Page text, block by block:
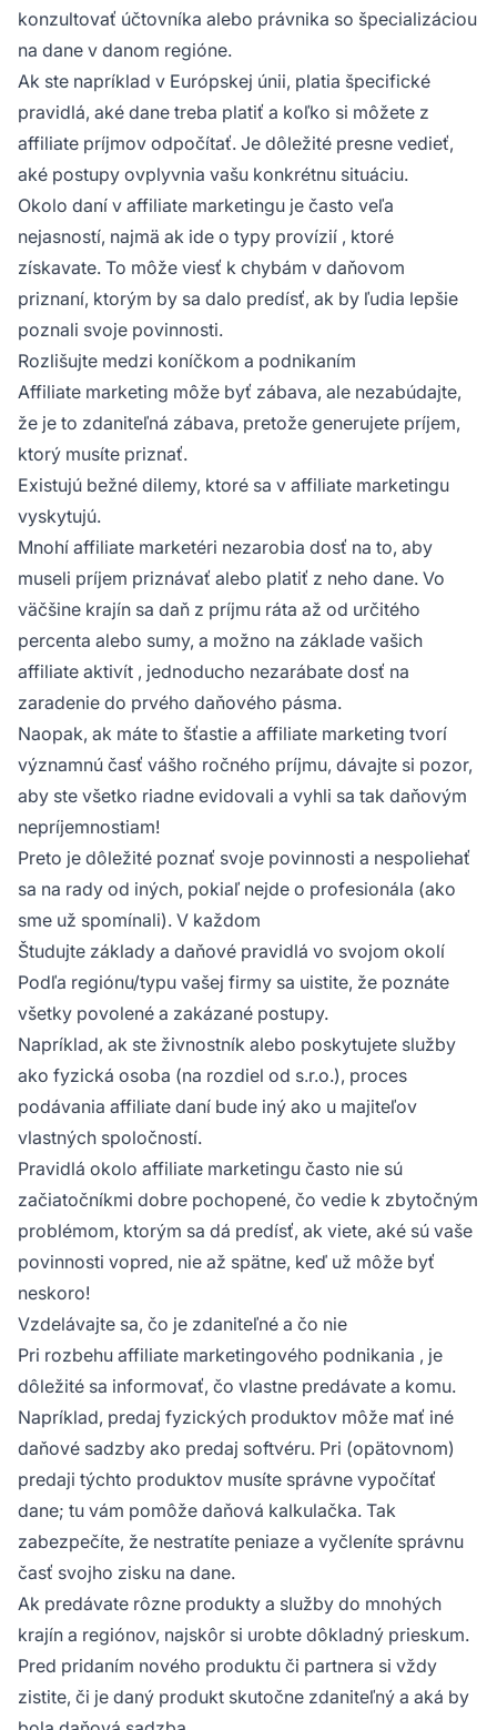
konzultovať účtovníka alebo právnika so špecializáciou
na dane v danom regióne.
Ak ste napríklad v Európskej únii, platia špecifické
pravidlá, aké dane treba platiť a koľko si môžete z
affiliate príjmov odpočítať. Je dôležité presne vedieť,
aké postupy ovplyvnia vašu konkrétnu situáciu.
Okolo daní v affiliate marketingu je často veľa
nejasností, najmä ak ide o typy provízií , ktoré
získavate. To môže viesť k chybám v daňovom
priznaní, ktorým by sa dalo predísť, ak by ľudia lepšie
poznali svoje povinnosti.
Rozlišujte medzi koníčkom a podnikaním
Affiliate marketing môže byť zábava, ale nezabúdajte,
že je to zdaniteľná zábava, pretože generujete príjem,
ktorý musíte priznať.
Existujú bežné dilemy, ktoré sa v affiliate marketingu
vyskytujú.
Mnohí affiliate marketéri nezarobia dosť na to, aby
museli príjem priznávať alebo platiť z neho dane. Vo
väčšine krajín sa daň z príjmu ráta až od určitého
percenta alebo sumy, a možno na základe vašich
affiliate aktivít , jednoducho nezarábate dosť na
zaradenie do prvého daňového pásma.
Naopak, ak máte to šťastie a affiliate marketing tvorí
významnú časť vášho ročného príjmu, dávajte si pozor,
aby ste všetko riadne evidovali a vyhli sa tak daňovým
nepríjemnostiam!
Preto je dôležité poznať svoje povinnosti a nespoliehať
sa na rady od iných, pokiaľ nejde o profesionála (ako
sme už spomínali). V každom
Študujte základy a daňové pravidlá vo svojom okolí
Podľa regiónu/typu vašej firmy sa uistite, že poznáte
všetky povolené a zakázané postupy.
Napríklad, ak ste živnostník alebo poskytujete služby
ako fyzická osoba (na rozdiel od s.r.o.), proces
podávania affiliate daní bude iný ako u majiteľov
vlastných spoločností.
Pravidlá okolo affiliate marketingu často nie sú
začiatočníkmi dobre pochopené, čo vedie k zbytočným
problémom, ktorým sa dá predísť, ak viete, aké sú vaše
povinnosti vopred, nie až spätne, keď už môže byť
neskoro!
Vzdelávajte sa, čo je zdaniteľné a čo nie
Pri rozbehu affiliate marketingového podnikania , je
dôležité sa informovať, čo vlastne predávate a komu.
Napríklad, predaj fyzických produktov môže mať iné
daňové sadzby ako predaj softvéru. Pri (opätovnom)
predaji týchto produktov musíte správne vypočítať
dane; tu vám pomôže daňová kalkulačka. Tak
zabezpečíte, že nestratíte peniaze a vyčleníte správnu
časť svojho zisku na dane.
Ak predávate rôzne produkty a služby do mnohých
krajín a regiónov, najskôr si urobte dôkladný prieskum.
Pred pridaním nového produktu či partnera si vždy
zistite, či je daný produkt skutočne zdaniteľný a aká by